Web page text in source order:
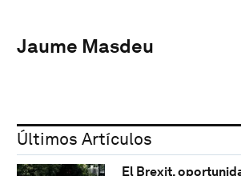
Jaume Masdeu
Últimos Artículos
El Brexit,